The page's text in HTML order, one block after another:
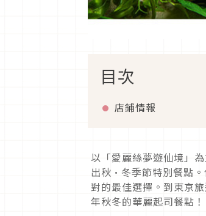
目次
店鋪情報
以「愛麗絲夢遊仙境」
出秋·冬季節特別餐點
對的最佳選擇。到東京
年秋冬的華麗起司餐點！